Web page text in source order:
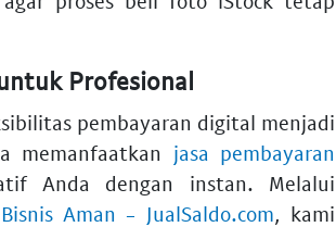
Profesional
pembayaran digital menjadi
memanfaatkan jasa pembayaran
Anda dengan instan. Melalui
Aman - JualSaldo.com, kami